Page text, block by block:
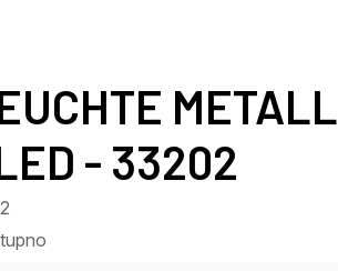
METALL
- 33202